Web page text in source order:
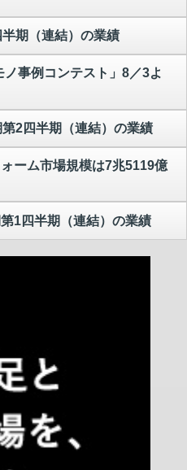
期（連結）の業績
事例コンテスト」8／3よ
2四半期（連結）の業績
ーム市場規模は7兆5119億
1四半期（連結）の業績